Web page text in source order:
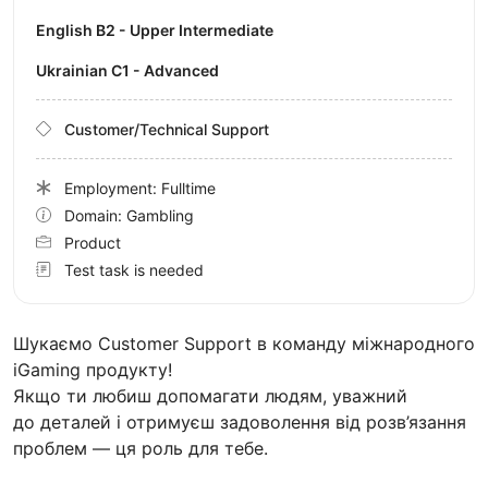
Шукаємо Customer Support в команду міжнародного
iGaming продукту!
Якщо ти любиш допомагати людям, уважний
до деталей і отримуєш задоволення від розв’язання
проблем — ця роль для тебе.
English B2 - Upper Intermediate
Ukrainian C1 - Advanced
Customer/Technical Support
Employment: Fulltime
Domain: Gambling
Product
Test task is needed